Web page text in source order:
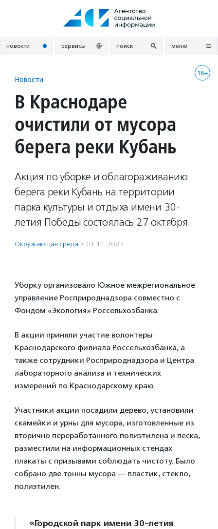
новости сервисы поиск меню
18+
Новости
В Краснодаре
очистили от мусора
берега реки Кубань
Акция по уборке и облагораживанию
берега реки Кубань на территории
парка культуры и отдыха имени 30-
летия Победы состоялась 27 октября.
Окружающая среда · 01.11.2022
Уборку организовало Южное межрегиональное
управление Росприроднадзора совместно с
Фондом «Экология» Россельхозбанка.
В акции приняли участие волонтеры
Краснодарского филиала Россельхозбанка, а
также сотрудники Росприроднадзора и Центра
лабораторного анализа и технических
измерений по Краснодарскому краю.
Участники акции посадили дерево, установили
скамейки и урны для мусора, изготовленные из
вторично переработанного полиэтилена и песка,
разместили на информационных стендах
плакаты с призывами соблюдать чистоту. Было
собрано две тонны мусора — пластик, стекло,
полиэтилен.
«Городской парк имени 30-летия